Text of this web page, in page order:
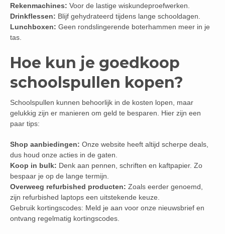
Rekenmachines: Voor de lastige wiskundeproefwerken.
Drinkflessen: Blijf gehydrateerd tijdens lange schooldagen.
Lunchboxen: Geen rondslingerende boterhammen meer in je
tas.
Hoe kun je goedkoop
schoolspullen kopen?
Schoolspullen kunnen behoorlijk in de kosten lopen, maar
gelukkig zijn er manieren om geld te besparen. Hier zijn een
paar tips:
Shop aanbiedingen: Onze website heeft altijd scherpe deals,
dus houd onze acties in de gaten.
Koop in bulk: Denk aan pennen, schriften en kaftpapier. Zo
bespaar je op de lange termijn.
Overweeg refurbished producten: Zoals eerder genoemd,
zijn refurbished laptops een uitstekende keuze.
Gebruik kortingscodes: Meld je aan voor onze nieuwsbrief en
ontvang regelmatig kortingscodes.